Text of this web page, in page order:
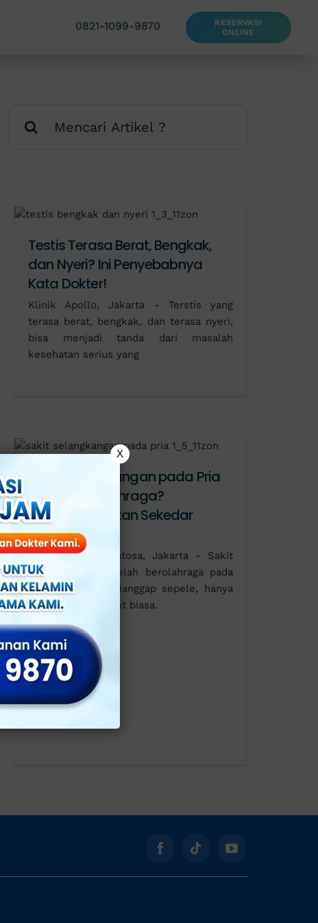
0821-1099-9870
RESERVASI
ONLINE
for:
Testis Terasa Berat, Bengkak,
dan Nyeri? Ini Penyebabnya
Kata Dokter!
Klinik Apollo, Jakarta - Terstis yang
terasa berat, bengkak, dan terasa nyeri,
bisa menjadi tanda dari masalah
kesehatan serius yang
Sakit Selangkangan pada Pria
Setelah Berolahraga?
Waspada, Bukan Sekedar
Cedera Otot!
Klinik Utama Sentosa, Jakarta - Sakit
selangkangan setelah berolahraga pada
pria sering kali dianggap sepele, hanya
sebagai cedera otot biasa.
X